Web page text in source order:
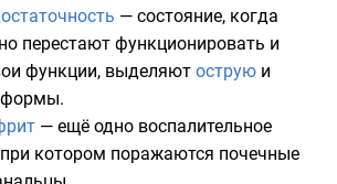
— состояние, когда
перестают функционировать и
функции, выделяют острую и
формы.
— ещё одно воспалительное
котором поражаются почечные